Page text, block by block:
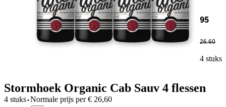
95
26.60
4 stuks
Stormhoek Organic Cab Sauv 4 flessen
4 stuks·Normale prijs per € 26,60